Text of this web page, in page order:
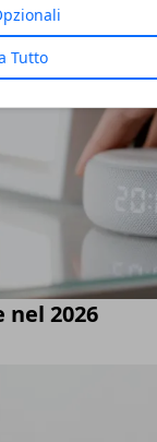
Tutto
2026